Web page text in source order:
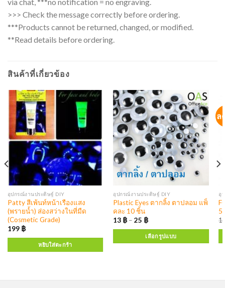
>>> Check the message correctly before ordering.
***Products cannot be returned, changed, or modified.
**Read details before ordering.
สินค้าที่เกี่ยวข้อง
อุปกรณ์งานประดิษฐ์ DIY
Patty สีเพ้นท์หน้าเรืองแสง
(พรายน้ำ) ส่องสว่างในที่มืด
(Cosmetic Grade)
199 ฿
หยิบใส่ตะกร้า
อุปกรณ์งานประดิษฐ์ DIY
Plastic Eyes ตากลิ้ง ตาปลอม แพ็
คละ 10 ชิ้น
13 ฿ –25 ฿
เลือกรูปแบบ
ล
อุ